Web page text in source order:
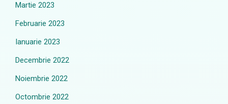
Martie 2023
Februarie 2023
Ianuarie 2023
Decembrie 2022
Noiembrie 2022
Octombrie 2022